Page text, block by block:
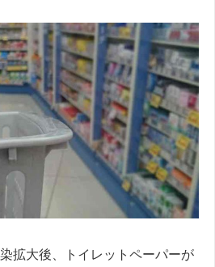
拡大後、トイレットペーパーが